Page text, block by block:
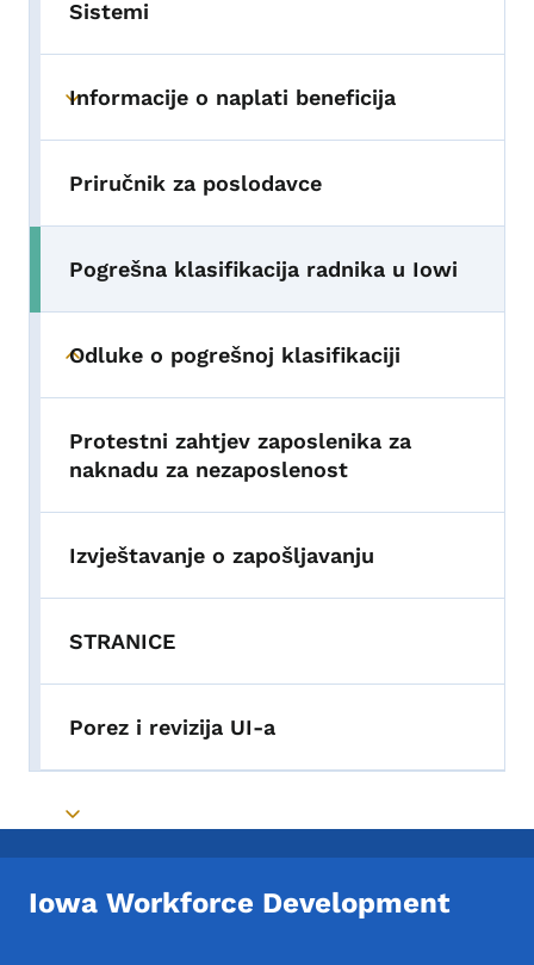
Sistemi
Toggle submenu
Informacije o naplati beneficija
Priručnik za poslodavce
Toggle submenu
Pogrešna klasifikacija radnika u Iowi
Toggle submenu
Odluke o pogrešnoj klasifikaciji
Protestni zahtjev zaposlenika za
naknadu za nezaposlenost
Izvještavanje o zapošljavanju
STRANICE
Porez i revizija UI-a
Toggle submenu
Iowa Workforce Development